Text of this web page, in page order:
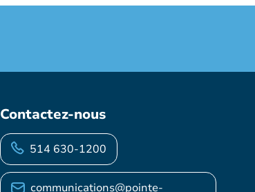
Contactez-nous
514 630-1200
communications@pointe-